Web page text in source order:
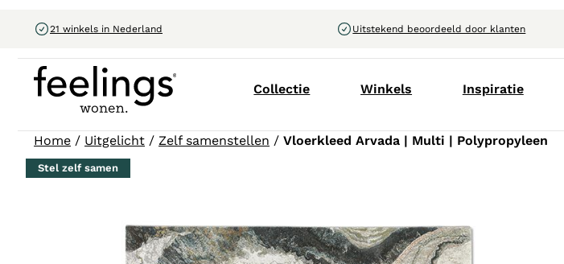
21 winkels in Nederland Uitstekend beoordeeld door klanten
Collectie Winkels Inspiratie
Home / Uitgelicht / Zelf samenstellen / Vloerkleed Arvada | Multi | Polypropyleen
Stel zelf samen